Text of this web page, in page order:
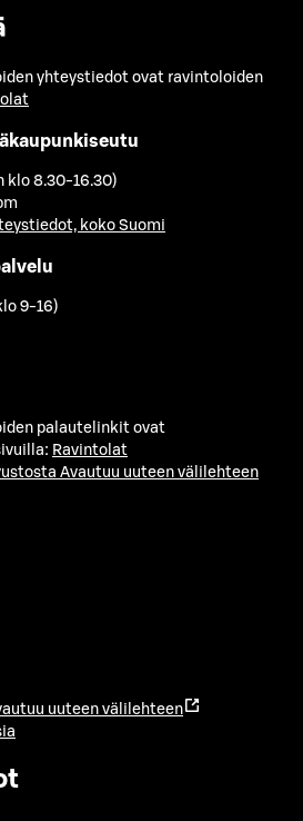
yhteystiedot ovat ravintoloiden
klo 8.30-16.30)
koko Suomi
9-16)
palautelinkit ovat
Ravintolat
Avautuu uuteen välilehteen
uuteen välilehteen